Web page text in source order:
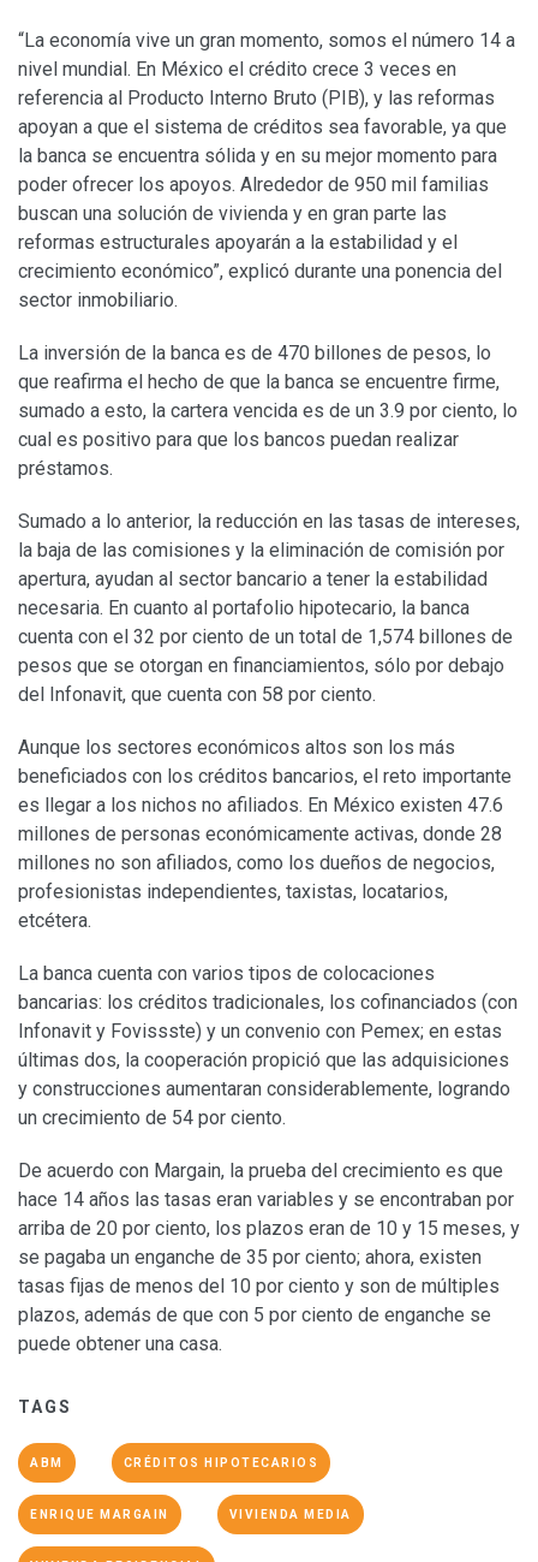
“La economía vive un gran momento, somos el número 14 a
nivel mundial. En México el crédito crece 3 veces en
referencia al Producto Interno Bruto (PIB), y las reformas
apoyan a que el sistema de créditos sea favorable, ya que
la banca se encuentra sólida y en su mejor momento para
poder ofrecer los apoyos. Alrededor de 950 mil familias
buscan una solución de vivienda y en gran parte las
reformas estructurales apoyarán a la estabilidad y el
crecimiento económico”, explicó durante una ponencia del
sector inmobiliario.
La inversión de la banca es de 470 billones de pesos, lo
que reafirma el hecho de que la banca se encuentre firme,
sumado a esto, la cartera vencida es de un 3.9 por ciento, lo
cual es positivo para que los bancos puedan realizar
préstamos.
Sumado a lo anterior, la reducción en las tasas de intereses,
la baja de las comisiones y la eliminación de comisión por
apertura, ayudan al sector bancario a tener la estabilidad
necesaria. En cuanto al portafolio hipotecario, la banca
cuenta con el 32 por ciento de un total de 1,574 billones de
pesos que se otorgan en financiamientos, sólo por debajo
del Infonavit, que cuenta con 58 por ciento.
Aunque los sectores económicos altos son los más
beneficiados con los créditos bancarios, el reto importante
es llegar a los nichos no afiliados. En México existen 47.6
millones de personas económicamente activas, donde 28
millones no son afiliados, como los dueños de negocios,
profesionistas independientes, taxistas, locatarios,
etcétera.
La banca cuenta con varios tipos de colocaciones
bancarias: los créditos tradicionales, los cofinanciados (con
Infonavit y Fovissste) y un convenio con Pemex; en estas
últimas dos, la cooperación propició que las adquisiciones
y construcciones aumentaran considerablemente, logrando
un crecimiento de 54 por ciento.
De acuerdo con Margain, la prueba del crecimiento es que
hace 14 años las tasas eran variables y se encontraban por
arriba de 20 por ciento, los plazos eran de 10 y 15 meses, y
se pagaba un enganche de 35 por ciento; ahora, existen
tasas fijas de menos del 10 por ciento y son de múltiples
plazos, además de que con 5 por ciento de enganche se
puede obtener una casa.
TAGS
ABM CRÉDITOS HIPOTECARIOS
ENRIQUE MARGAIN VIVIENDA MEDIA